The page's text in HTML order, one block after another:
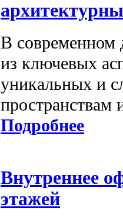
В современном
из ключевых
уникальных и
пространствам
Подробнее
Внутреннее
этажей